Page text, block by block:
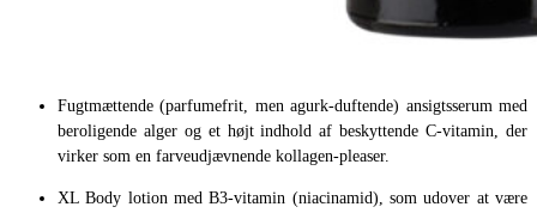
Fugtmættende (parfumefrit, men agurk-duftende) ansigtsserum med
beroligende alger og et højt indhold af beskyttende C-vitamin, der
virker som en farveudjævnende kollagen-pleaser.
XL Body lotion med B3-vitamin (niacinamid), som udover at være